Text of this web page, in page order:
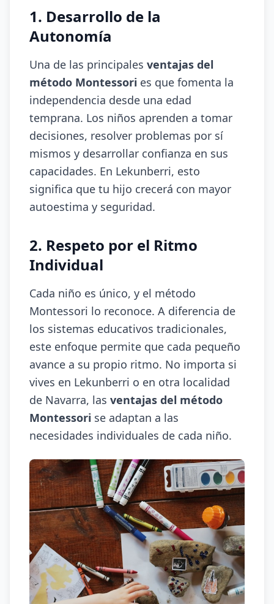
1. Desarrollo de la
Autonomía
Una de las principales ventajas del
método Montessori es que fomenta la
independencia desde una edad
temprana. Los niños aprenden a tomar
decisiones, resolver problemas por sí
mismos y desarrollar confianza en sus
capacidades. En Lekunberri, esto
significa que tu hijo crecerá con mayor
autoestima y seguridad.
2. Respeto por el Ritmo
Individual
Cada niño es único, y el método
Montessori lo reconoce. A diferencia de
los sistemas educativos tradicionales,
este enfoque permite que cada pequeño
avance a su propio ritmo. No importa si
vives en Lekunberri o en otra localidad
de Navarra, las ventajas del método
Montessori se adaptan a las
necesidades individuales de cada niño.